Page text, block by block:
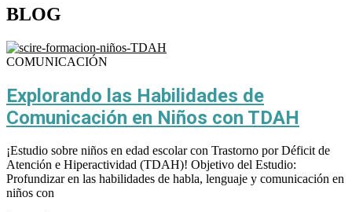
BLOG
COMUNICACIÓN
Explorando las Habilidades de
Comunicación en Niños con TDAH
¡Estudio sobre niños en edad escolar con Trastorno por Déficit de
Atención e Hiperactividad (TDAH)! Objetivo del Estudio:
Profundizar en las habilidades de habla, lenguaje y comunicación en
niños con